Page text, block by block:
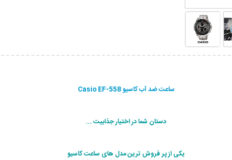
ساعت ضد آب کاسیو Casio EF-558
دستان شما در اختیار جذابیت ...
یکی از پر فروش ترین مدل های ساعت کاسیو